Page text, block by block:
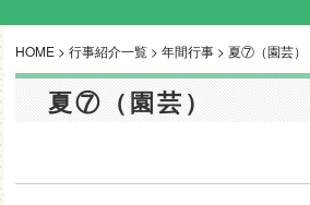
HOME >行事紹介一覧 >年間行事 > 夏⑦（園芸）
夏⑦（園芸）